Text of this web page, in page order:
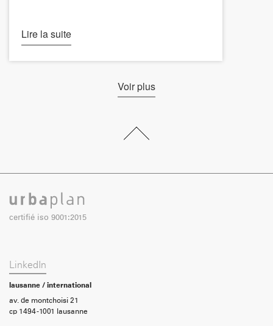
Lire la suite
Voir plus
certifié iso 9001:2015
LinkedIn
lausanne / international
av. de montchoisi 21
cp 1494 -1001 lausanne